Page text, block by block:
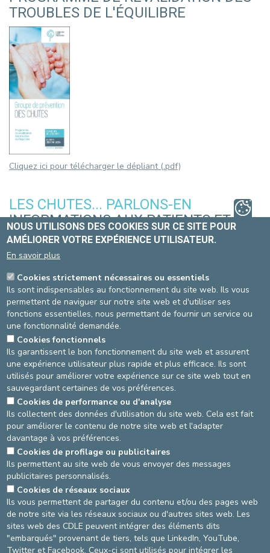
TROUBLES DE L'ÉQUILIBRE
Cliquez ici pour télécharger le dépliant (.pdf)
LES CHUTES... PARLONS-EN
INFORMATIONS AUX PATIENTS ET
LEURS PROCHES
Cliquez ici pour télécharger le dépliant (.pdf)
Dernière mise-à-jour : 07/07/2022 par Hôpital de jour gériatrique
AGRANDIR / RÉDUIRE
asbl Cliniques de l’Europe – Europa Ziekenhuizen vzw
N° d’entreprise : 0432011571
Conditions générales d'utilisation
NOUS UTILISONS DES COOKIES SUR CE SITE POUR
AMÉLIORER VOTRE EXPÉRIENCE UTILISATEUR.
En savoir plus
Cookies strictement nécessaires ou essentiels
Ils sont indispensables au fonctionnement du site web. Ils vous
permettent de naviguer sur notre site web et d'utiliser ses
fonctions essentielles, nous permettant de fournir un service ou
une fonctionnalité demandée.
Cookies fonctionnels
Ils garantissent le bon fonctionnement du site web et assurent
une expérience utilisateur plus rapide et plus efficace. Ils sont
utilisés pour améliorer votre expérience sur ce site web tout en
sauvegardant certaines de vos préférences.
Cookies de performance ou d'analyse
Ils collectent des données d'utilisation du site web. Cela est fait
pour améliorer le contenu de notre site web et l'adapter
davantage à vos préférences.
Cookies de profilage ou publicitaires
Ils permettent au site web de vous envoyer des messages
publicitaires personnalisés.
Cookies de réseaux sociaux
Ils vous permettent de partager du contenu et/ou des pages web
de notre site via les réseaux sociaux ou d'autres sites web. Les
sites web des CDLE peuvent intégrer des éléments dits
"embarqués" provenant de tiers, tels que LinkedIn, YouTube,
Twitter et Facebook. Ceux-ci sont utilisés pour intégrer les